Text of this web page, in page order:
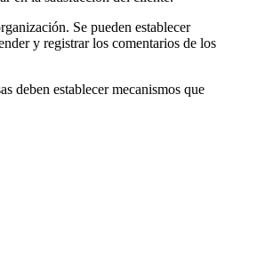
Se pueden establecer
y registrar los comentarios de los
deben establecer mecanismos que